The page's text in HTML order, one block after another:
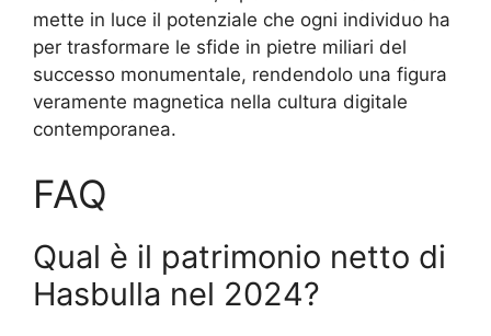
mette in luce il potenziale che ogni individuo ha
per trasformare le sfide in pietre miliari del
successo monumentale, rendendolo una figura
veramente magnetica nella cultura digitale
contemporanea.
FAQ
Qual è il patrimonio netto di
Hasbulla nel 2024?